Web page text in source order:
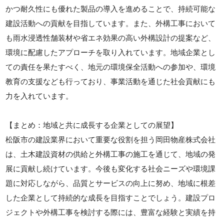
かつ耐久性にも優れた製品の導入を進めることで、持続可能な
建設活動への貢献を目指しています。また、外構工事において
も雨水浸透性舗装材や省エネ効果の高い外構設計の提案など、
環境に配慮したアプローチを取り入れています。地域企業とし
ての責任を果たすべく、地元の環境保全活動への参加や、環境
教育の支援なども行っており、事業活動を通じた社会貢献にも
力を入れています。
【まとめ：地域と共に成長する企業としての展望】
松阪市の建設業界において重要な役割を担う岡田物産株式会社
は、土木建設資材の供給と外構工事の施工を通じて、地域の発
展に貢献し続けています。今後も変化する社会ニーズや環境課
題に対応しながら、品質とサービスの向上に努め、地域に根差
した企業として持続的な成長を目指すことでしょう。建設プロ
ジェクトや外構工事を検討する際には、豊富な経験と実績を持